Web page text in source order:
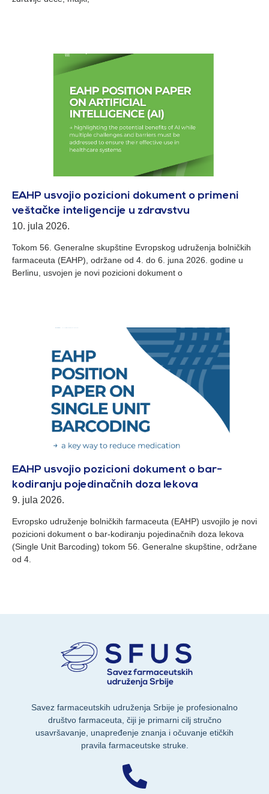
EAHP usvojio pozicioni dokument o primeni
veštačke inteligencije u zdravstvu
10. jula 2026.
Tokom 56. Generalne skupštine Evropskog udruženja bolničkih
farmaceuta (EAHP), održane od 4. do 6. juna 2026. godine u
Berlinu, usvojen je novi pozicioni dokument o
EAHP usvojio pozicioni dokument o bar-
kodiranju pojedinačnih doza lekova
9. jula 2026.
Evropsko udruženje bolničkih farmaceuta (EAHP) usvojilo je novi
pozicioni dokument o bar-kodiranju pojedinačnih doza lekova
(Single Unit Barcoding) tokom 56. Generalne skupštine, održane
od 4.
Savez farmaceutskih udruženja Srbije je profesionalno
društvo farmaceuta, čiji je primarni cilj stručno
usavršavanje, unapređenje znanja i očuvanje etičkih
pravila farmaceutske struke.